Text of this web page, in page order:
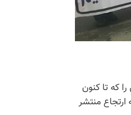
تظاهرات کارگران، اظهارات خود در تاریخ ۱۶بهمن را که تا کنون
در سایت ولی‌فقیه ارتجاع منتشر